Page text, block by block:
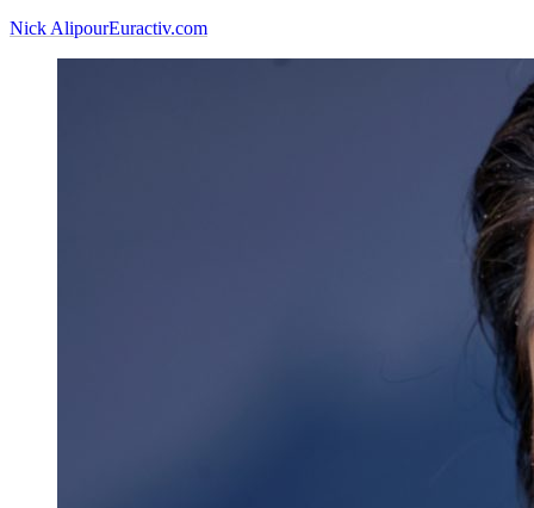
Nick AlipourEuractiv.com